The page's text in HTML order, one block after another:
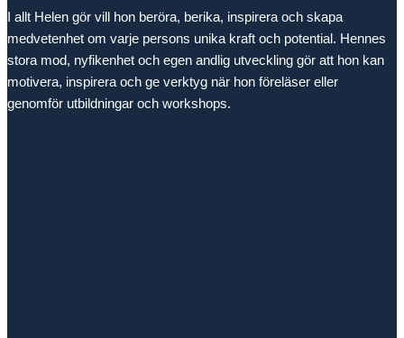
I allt Helen gör vill hon beröra, berika, inspirera och skapa
medvetenhet om varje persons unika kraft och potential. Hennes
stora mod, nyfikenhet och egen andlig utveckling gör att hon kan
motivera, inspirera och ge verktyg när hon föreläser eller
genomför utbildningar och workshops.